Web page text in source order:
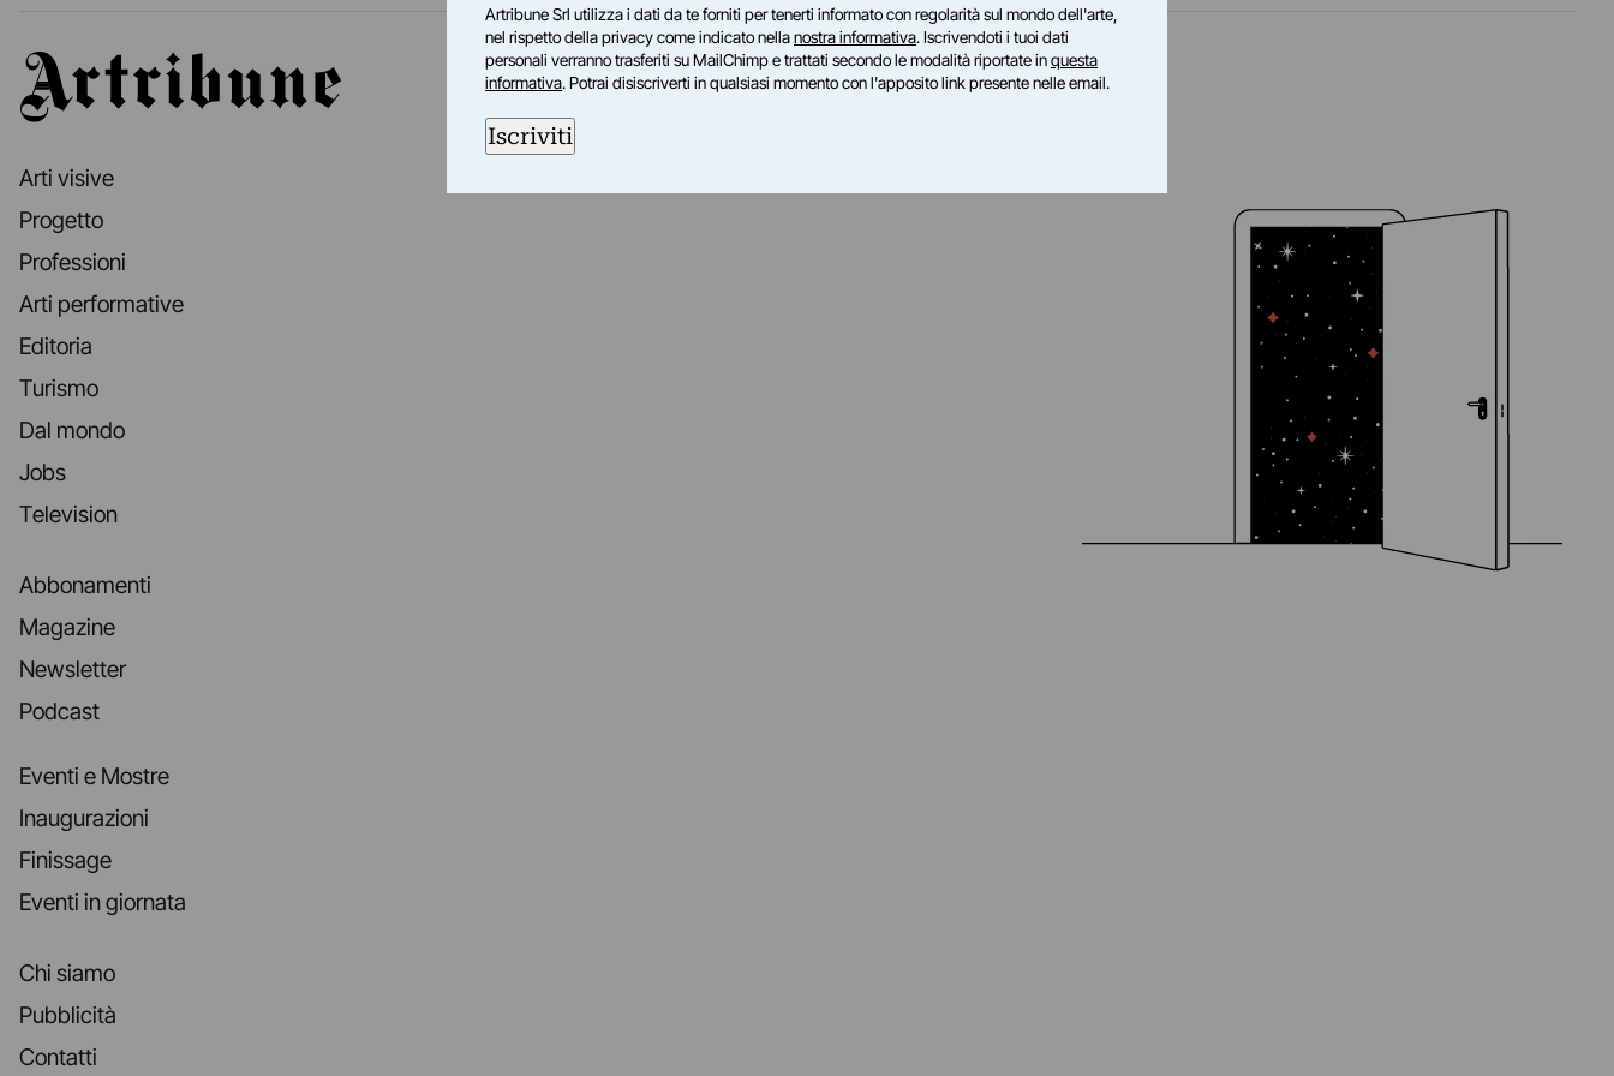
Artribune
Arti visive
Progetto
Professioni
Arti performative
Editoria
Turismo
Dal mondo
Jobs
Television
Abbonamenti
Magazine
Newsletter
Podcast
Eventi e Mostre
Inaugurazioni
Finissage
Eventi in giornata
Chi siamo
Pubblicità
Contatti
Artribune Srl utilizza i dati da te forniti per tenerti informato con regolarità sul mondo dell'arte,
nel rispetto della privacy come indicato nellanostra informativa. Iscrivendoti i tuoi dati
personali verranno trasferiti su MailChimp e trattati secondo le modalità riportate inquesta
informativa. Potrai disiscriverti in qualsiasi momento con l'apposito link presente nelle email.
Iscriviti